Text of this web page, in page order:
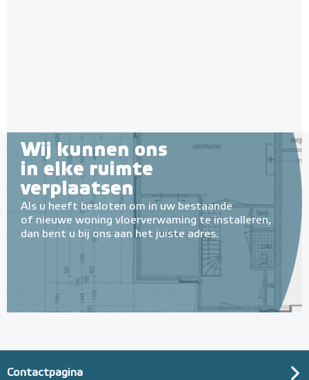
Wij kunnen ons
in elke ruimte
verplaatsen
Als u heeft besloten om in uw bestaande
of nieuwe woning vloerverwaming te installeren,
dan bent u bij ons aan het juiste adres.
Contactpagina